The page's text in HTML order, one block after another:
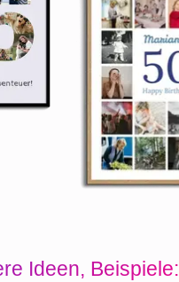
Ideen, Beispiele: